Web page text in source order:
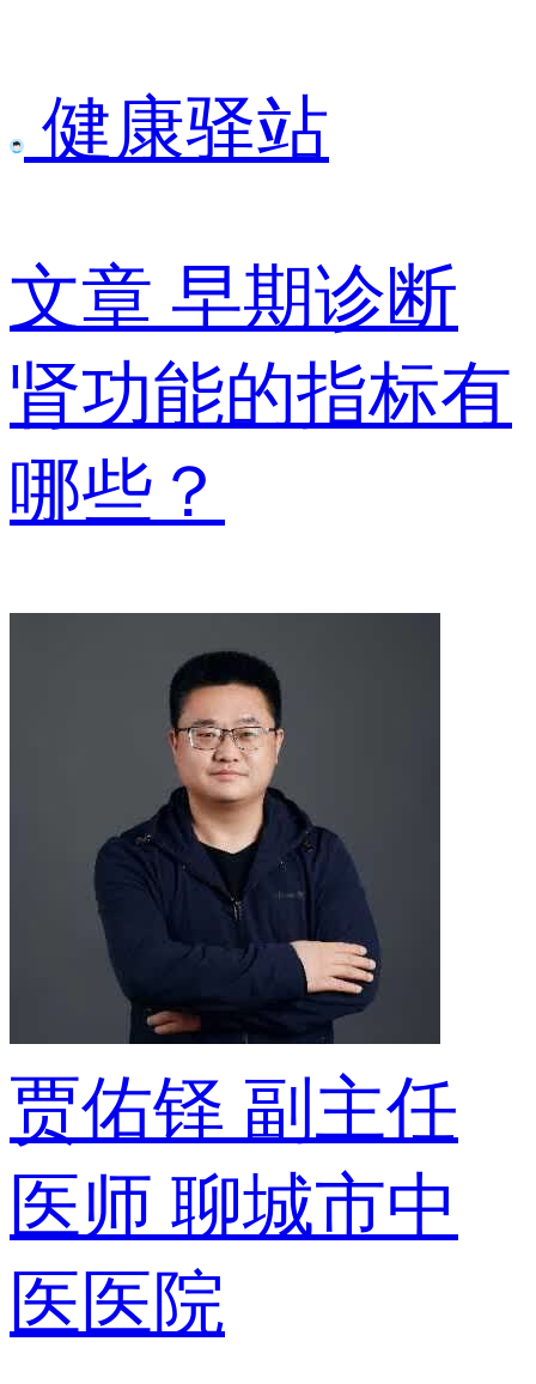
健康驿站
文章 早期诊断
肾功能的指标有
哪些？
贾佑铎 副主任
医师 聊城市中
医医院